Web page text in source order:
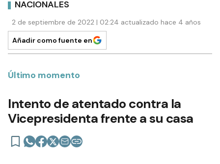
NACIONALES
2 de septiembre de 2022 | 02:24 actualizado hace 4 años
Añadir como fuente en
Último momento
Intento de atentado contra la
Vicepresidenta frente a su casa